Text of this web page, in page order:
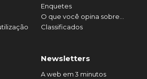
Enquetes
O que você opina sobre...
Classificados
Newsletters
A web em 3 minutos